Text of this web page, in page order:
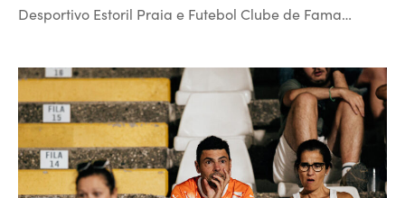
Desportivo Estoril Praia e Futebol Clube de Fama…